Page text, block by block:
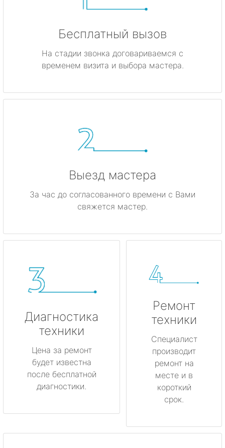
Бесплатный вызов
На стадии звонка договариваемся с
временем визита и выбора мастера.
Выезд мастера
За час до согласованного времени с Вами
свяжется мастер.
Диагностика
техники
Цена за ремонт
будет известна
после бесплатной
диагностики.
Ремонт
техники
Специалист
производит
ремонт на
месте и в
короткий
срок.